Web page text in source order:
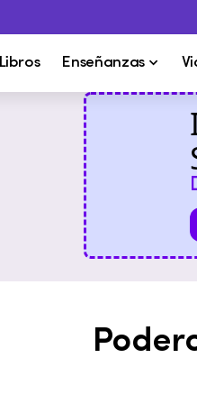
Libros Enseñanzas